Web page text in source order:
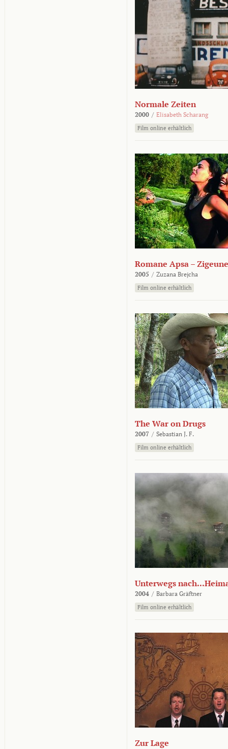
Normale Zeiten
2000 / Elisabeth Scharang
Film online erhältlich
Romane Apsa –
2005 / Zuzana Brejcha
Film online erhältlich
The War on Drugs
2007 / Sebastian J. F.
Film online erhältlich
Unterwegs
2004 / Barbara Gräftner
Film online erhältlich
Zur Lage